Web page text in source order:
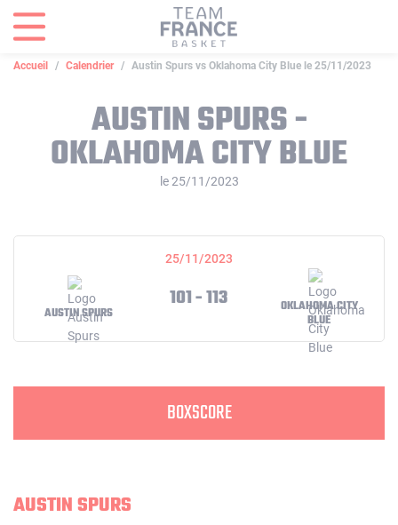
Accueil Calendrier Austin Spurs vs Oklahoma City Blue le 25/11/2023
AUSTIN SPURS -
OKLAHOMA CITY BLUE
le 25/11/2023
25/11/2023
AUSTIN SPURS
101 - 113
OKLAHOMA CITY
BLUE
BOXSCORE
AUSTIN SPURS
Panneau de gestion des cookies